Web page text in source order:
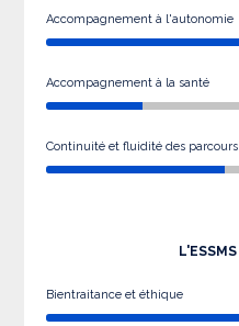
Accompagnement à l'autonomie
Accompagnement à la santé
Continuité et fluidité des parcours
L'ESSMS
Bientraitance et éthique